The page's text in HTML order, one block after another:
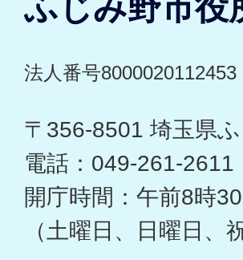
ふじみ野市役
法人番号8000020112453
〒356-8501 埼玉県
電話：049-261-2611
開庁時間：午前8時
（土曜日、日曜日